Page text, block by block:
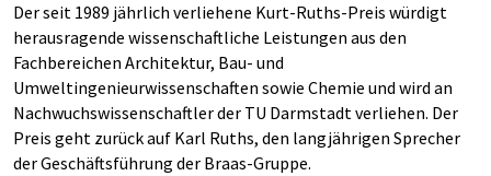
Der seit 1989 jährlich verliehene Kurt-Ruths-Preis würdigt
herausragende wissenschaftliche Leistungen aus den
Fachbereichen Architektur, Bau- und
Umweltingenieurwissenschaften sowie Chemie und wird an
Nachwuchswissenschaftler der TU Darmstadt verliehen. Der
Preis geht zurück auf Karl Ruths, den langjährigen Sprecher
der Geschäftsführung der Braas-Gruppe.